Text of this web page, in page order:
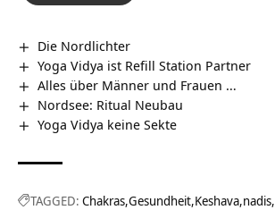
Die Nordlichter
Yoga Vidya ist Refill Station Partner
Alles über Männer und Frauen …
Nordsee: Ritual Neubau
Yoga Vidya keine Sekte
TAGGED: Chakras Gesundheit Keshava nadis